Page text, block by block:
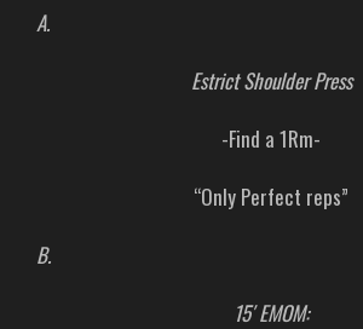
A.
Estrict Shoulder Press
-Find a 1Rm-
“Only Perfect reps”
B.
15′ EMOM: